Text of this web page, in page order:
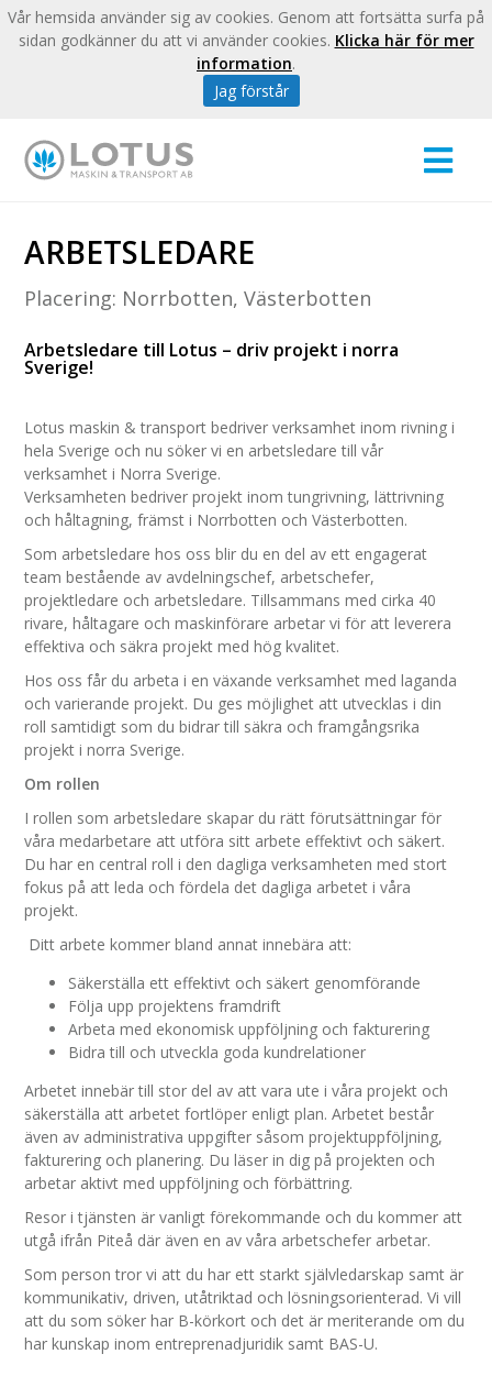
ARBETSLEDARE
Placering: Norrbotten, Västerbotten
Arbetsledare till Lotus – driv projekt i norra
Sverige!
Lotus maskin & transport bedriver verksamhet inom rivning i
hela Sverige och nu söker vi en arbetsledare till vår
verksamhet i Norra Sverige.
Verksamheten bedriver projekt inom tungrivning, lättrivning
och håltagning, främst i Norrbotten och Västerbotten.
Som arbetsledare hos oss blir du en del av ett engagerat
team bestående av avdelningschef, arbetschefer,
projektledare och arbetsledare. Tillsammans med cirka 40
rivare, håltagare och maskinförare arbetar vi för att leverera
effektiva och säkra projekt med hög kvalitet.
Hos oss får du arbeta i en växande verksamhet med laganda
och varierande projekt. Du ges möjlighet att utvecklas i din
roll samtidigt som du bidrar till säkra och framgångsrika
projekt i norra Sverige.
Om rollen
I rollen som arbetsledare skapar du rätt förutsättningar för
våra medarbetare att utföra sitt arbete effektivt och säkert.
Du har en central roll i den dagliga verksamheten med stort
fokus på att leda och fördela det dagliga arbetet i våra
projekt.
Ditt arbete kommer bland annat innebära att:
Säkerställa ett effektivt och säkert genomförande
Följa upp projektens framdrift
Arbeta med ekonomisk uppföljning och fakturering
Bidra till och utveckla goda kundrelationer
Arbetet innebär till stor del av att vara ute i våra projekt och
säkerställa att arbetet fortlöper enligt plan. Arbetet består
även av administrativa uppgifter såsom projektuppföljning,
fakturering och planering. Du läser in dig på projekten och
arbetar aktivt med uppföljning och förbättring.
Resor i tjänsten är vanligt förekommande och du kommer att
utgå ifrån Piteå där även en av våra arbetschefer arbetar.
Som person tror vi att du har ett starkt självledarskap samt är
kommunikativ, driven, utåtriktad och lösningsorienterad. Vi vill
att du som söker har B-körkort och det är meriterande om du
har kunskap inom entreprenadjuridik samt BAS-U.
Vår hemsida använder sig av cookies. Genom att fortsätta surfa på
sidan godkänner du att vi använder cookies. Klicka här för mer
information.
Jag förstår